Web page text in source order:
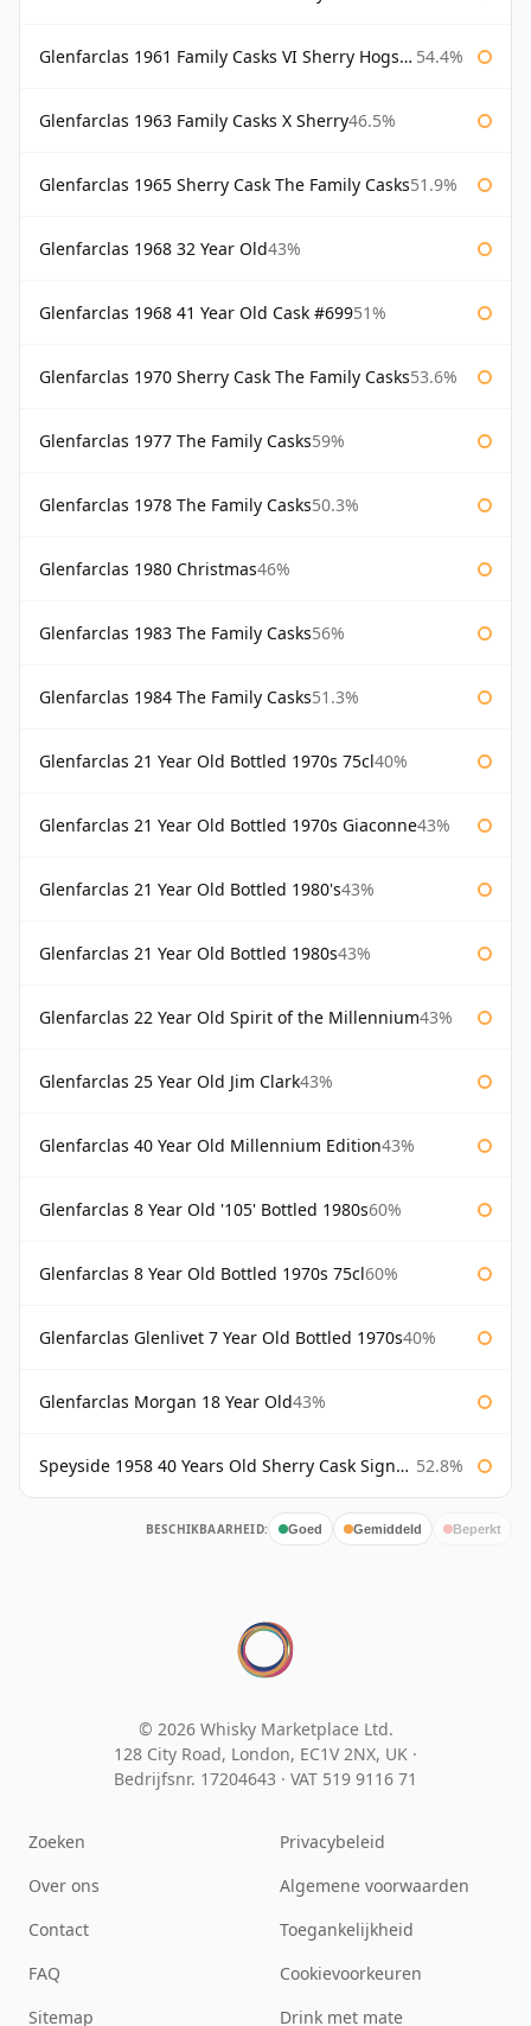
Glenfarclas 1961 Family Casks VI Sherry Hogshead #1326 54.4%
Glenfarclas 1963 Family Casks X Sherry46.5%
Glenfarclas 1965 Sherry Cask The Family Casks51.9%
Glenfarclas 1968 32 Year Old43%
Glenfarclas 1968 41 Year Old Cask #69951%
Glenfarclas 1970 Sherry Cask The Family Casks53.6%
Glenfarclas 1977 The Family Casks59%
Glenfarclas 1978 The Family Casks50.3%
Glenfarclas 1980 Christmas46%
Glenfarclas 1983 The Family Casks56%
Glenfarclas 1984 The Family Casks51.3%
Glenfarclas 21 Year Old Bottled 1970s 75cl40%
Glenfarclas 21 Year Old Bottled 1970s Giaconne43%
Glenfarclas 21 Year Old Bottled 1980's43%
Glenfarclas 21 Year Old Bottled 1980s43%
Glenfarclas 22 Year Old Spirit of the Millennium43%
Glenfarclas 25 Year Old Jim Clark43%
Glenfarclas 40 Year Old Millennium Edition43%
Glenfarclas 8 Year Old '105' Bottled 1980s60%
Glenfarclas 8 Year Old Bottled 1970s 75cl60%
Glenfarclas Glenlivet 7 Year Old Bottled 1970s40%
Glenfarclas Morgan 18 Year Old43%
Speyside 1958 40 Years Old Sherry Cask Signatory 52.8%
BESCHIKBAARHEID: Goed Gemiddeld Beperkt
© 2026 Whisky Marketplace Ltd.
128 City Road, London, EC1V 2NX, UK ·
Bedrijfsnr. 17204643 · VAT 519 9116 71
Zoeken
Over ons
Contact
FAQ
Sitemap
Privacybeleid
Algemene voorwaarden
Toegankelijkheid
Cookievoorkeuren
Drink met mate